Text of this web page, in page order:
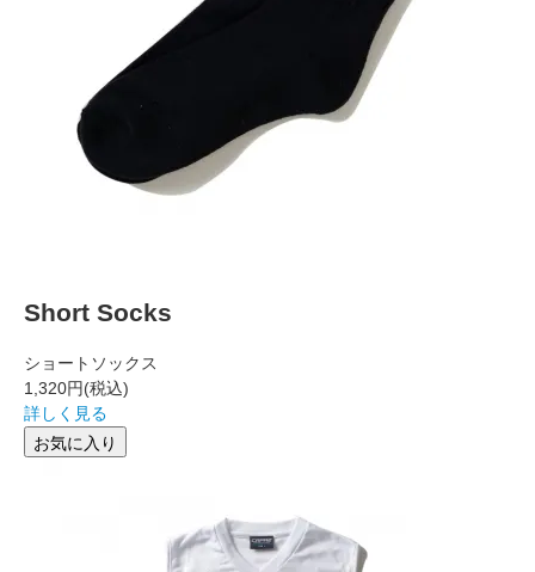
Short Socks
ショートソックス
1,320円(税込)
詳しく見る
お気に入り